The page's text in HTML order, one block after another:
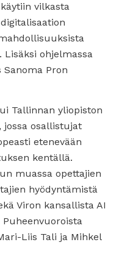
vilkasta
Lisäksi ohjelmassa
Sanoma Pron
Tallinnan yliopiston
jossa osallistujat
etenevään
kentällä.
muassa opettajien
hyödyntämistä
Viron kansallista AI
Liis Tali ja Mihkel